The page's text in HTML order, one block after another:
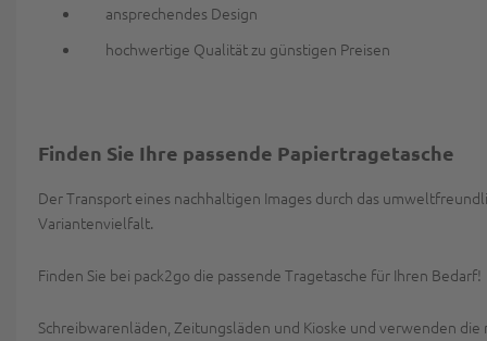
ansprechendes Design
hochwertige Qualität zu günstigen Preisen
Finden Sie Ihre passende Papiertragetasche
Der Transport eines nachhaltigen Images durch das
Variantenvielfalt.
Finden Sie bei pack2go die passende Tragetasche für Ihren Bedarf!
Schreibwarenläden, Zeitungsläden und Kioske und verwenden